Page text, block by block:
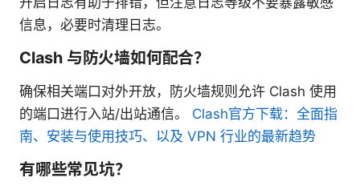
信息，必要时清理日志。
Clash 与防火墙如何配合？
确保相关端口对外开放，防火墙规则允许 Clash 使用
的端口进行入站/出站通信。 Clash官方下载：全面指
南、安装与使用技巧、以及 VPN 行业的最新趋势
有哪些常见坑？